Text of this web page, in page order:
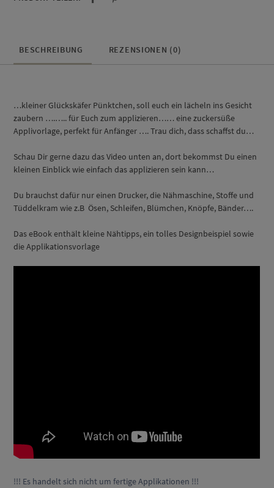
BESCHREIBUNG REZENSIONEN (0)
…kleiner Glückskäfer Pünktchen, soll euch ein lächeln ins Gesicht
zaubern ….….. für Euch zum applizieren…… eine zuckersüße
Applivorlage, perfekt für Anfänger …. Trau dich, dass schaffst du…
Schau Dir gerne dazu das Video unten an, dort bekommst Du einen
kleinen Einblick wie einfach das applizieren sein kann…
Du brauchst dafür nur einen Drucker, die Nähmaschine, Stoffe und
Tüddelkram wie z.B Ösen, Schleifen, Blümchen, Knöpfe, Bänder….
Das eBook enthält kleine Nähtipps, ein tolles Designbeispiel sowie
die Applikationsvorlage
!!! Es handelt sich nicht um fertige Applikationen !!!